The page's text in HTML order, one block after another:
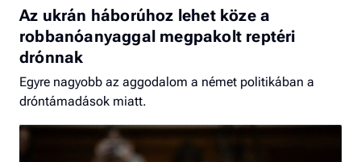
Az ukrán háborúhoz lehet köze a
robbanóanyaggal megpakolt reptéri
drónnak
Egyre nagyobb az aggodalom a német politikában a
dróntámadások miatt.